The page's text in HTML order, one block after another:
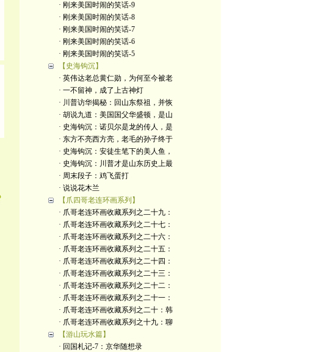
· 刚来美国时闹的笑话-9
· 刚来美国时闹的笑话-8
· 刚来美国时闹的笑话-7
· 刚来美国时闹的笑话-6
· 刚来美国时闹的笑话-5
【史海钩沉】
· 英伟达老总黄仁勋，为何至今被老
· 一不留神，成了上古神灯
· 川普访华揭秘：回山东祭祖，并恢
· 胡说九道：美国国父华盛顿，是山
· 史海钩沉：诺贝尔是龙的传人，是
· 东方不亮西方亮，老毛的孙子终于
· 史海钩沉：安徒生笔下的美人鱼，
· 史海钩沉：川普才是山东历史上最
· 周末段子：鸡飞蛋打
· 说说花木兰
【爪四哥老连环画系列】
· 爪哥老连环画收藏系列之二十九：
· 爪哥老连环画收藏系列之二十七：
· 爪哥老连环画收藏系列之二十六：
· 爪哥老连环画收藏系列之二十五：
· 爪哥老连环画收藏系列之二十四：
· 爪哥老连环画收藏系列之二十三：
· 爪哥老连环画收藏系列之二十二：
· 爪哥老连环画收藏系列之二十一：
· 爪哥老连环画收藏系列之二十：韩
· 爪哥老连环画收藏系列之十九：聊
【游山玩水篇】
· 回国札记-7：京华随想录